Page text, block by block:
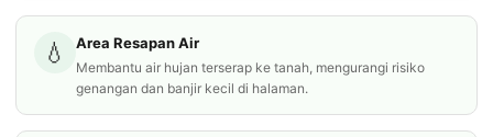
💧 Area Resapan Air
Membantu air hujan terserap ke tanah, mengurangi risiko
genangan dan banjir kecil di halaman.